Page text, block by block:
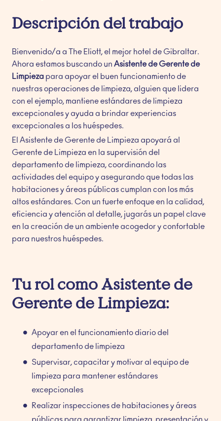
Descripción del trabajo
Bienvenido/a a The Eliott, el mejor hotel de Gibraltar.
Ahora estamos buscando un Asistente de Gerente de
Limpieza para apoyar el buen funcionamiento de
nuestras operaciones de limpieza, alguien que lidera
con el ejemplo, mantiene estándares de limpieza
excepcionales y ayuda a brindar experiencias
excepcionales a los huéspedes.
El Asistente de Gerente de Limpieza apoyará al
Gerente de Limpieza en la supervisión del
departamento de limpieza, coordinando las
actividades del equipo y asegurando que todas las
habitaciones y áreas públicas cumplan con los más
altos estándares. Con un fuerte enfoque en la calidad,
eficiencia y atención al detalle, jugarás un papel clave
en la creación de un ambiente acogedor y confortable
para nuestros huéspedes.
Tu rol como Asistente de
Gerente de Limpieza:
Apoyar en el funcionamiento diario del
departamento de limpieza
Supervisar, capacitar y motivar al equipo de
limpieza para mantener estándares
excepcionales
Realizar inspecciones de habitaciones y áreas